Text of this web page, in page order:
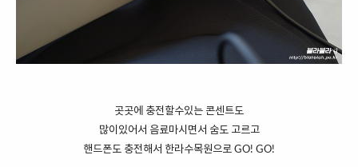
곳곳에 충전할수있는 콘센트도
많이있어서 음료마시면서 숨도 고르고
핸드폰도 충전해서 한라수목원으로 GO! GO!